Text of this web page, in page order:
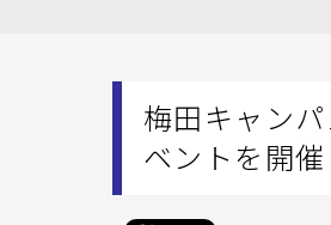
梅田キャン
ベントを開催